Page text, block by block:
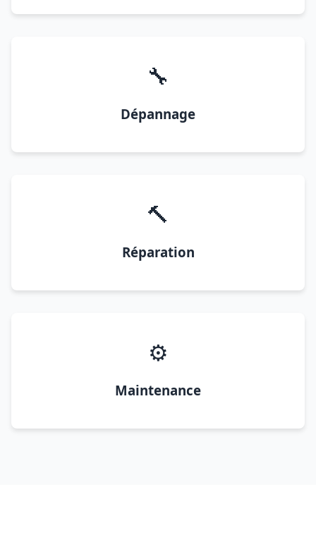
🔧
Dépannage
🔨
Réparation
⚙️
Maintenance